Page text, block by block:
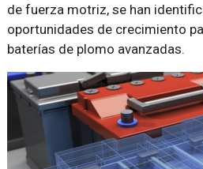
de fuerza motriz, se han
oportunidades de crecimiento
baterías de plomo avanzadas.